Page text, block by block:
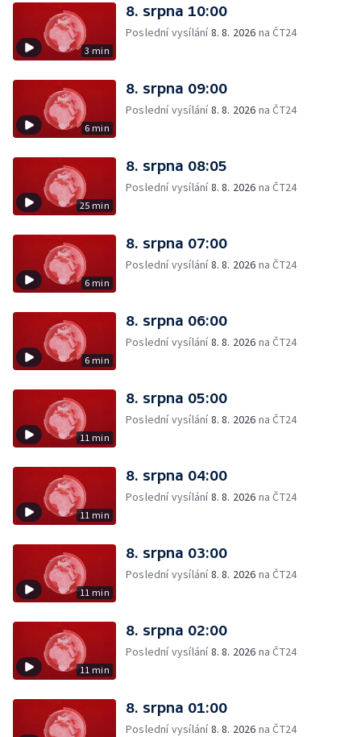
3 min
8. srpna 10:00
Poslední vysílání8. 8. 2026 na ČT24
6 min
8. srpna 09:00
Poslední vysílání8. 8. 2026 na ČT24
25 min
8. srpna 08:05
Poslední vysílání8. 8. 2026 na ČT24
6 min
8. srpna 07:00
Poslední vysílání8. 8. 2026 na ČT24
6 min
8. srpna 06:00
Poslední vysílání8. 8. 2026 na ČT24
11 min
8. srpna 05:00
Poslední vysílání8. 8. 2026 na ČT24
11 min
8. srpna 04:00
Poslední vysílání8. 8. 2026 na ČT24
11 min
8. srpna 03:00
Poslední vysílání8. 8. 2026 na ČT24
11 min
8. srpna 02:00
Poslední vysílání8. 8. 2026 na ČT24
8. srpna 01:00
Poslední vysílání8. 8. 2026 na ČT24